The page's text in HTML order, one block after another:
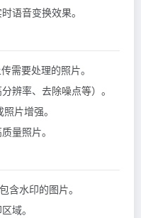
语音变换效果。
需要处理的照片。
辨率、去除噪点等）。
片增强。
量照片。
含水印的图片。
域。